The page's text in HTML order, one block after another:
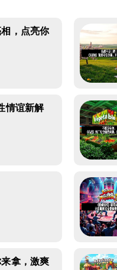
，点亮你
情谊新解
拿，激爽